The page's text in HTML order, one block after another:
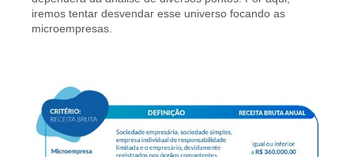
iremos tentar desvendar esse universo focando as
microempresas.